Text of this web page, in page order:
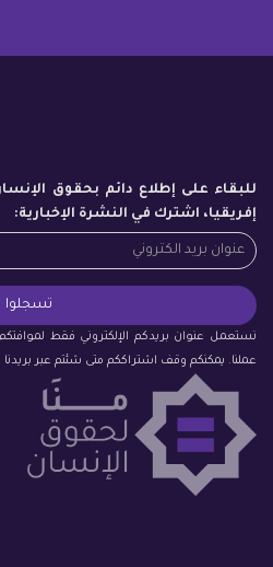
للبقاء على إطلاع دائم بحقوق
إفريقيا، اشترك في النشرة الإخبارية:
نستعمل عنوان بريدكم الإلكتروني فقط
عملنا. يمكنكم وقف اشتراككم متى شئتم عبر بريدنا